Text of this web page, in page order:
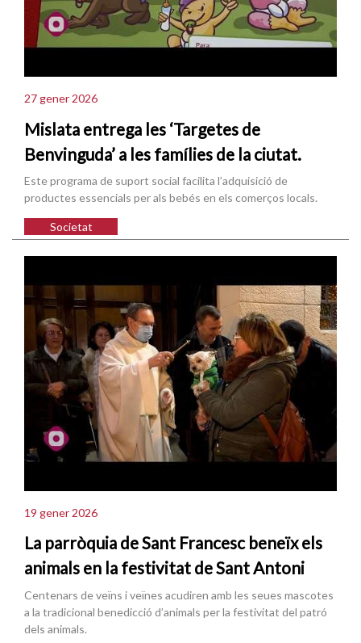
27 gener 2026
Mislata entrega les ‘Targetes de
Benvinguda’ a les famílies de la ciutat.
Este programa de suport social facilita l’adquisició de
productes essencials per als bebés en els comerços locals.
Societat
19 gener 2026
La parròquia de Sant Francesc beneïx els
animals en la festivitat de Sant Antoni
Centenars de veïns i veïnes acudiren amb les seues mascotes
a la tradicional benedicció d’animals per la festivitat del patró
dels animals.